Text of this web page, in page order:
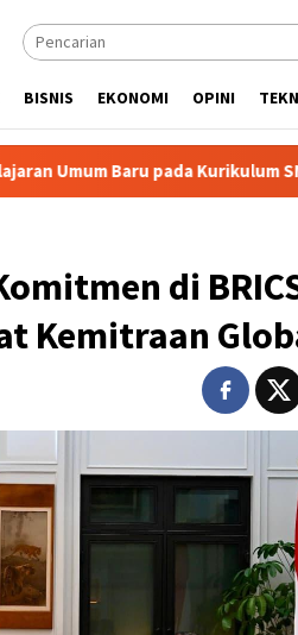
BISNIS EKONOMI OPINI
pada Kurikulum SMK Pariwisata,
di
Kemitraan